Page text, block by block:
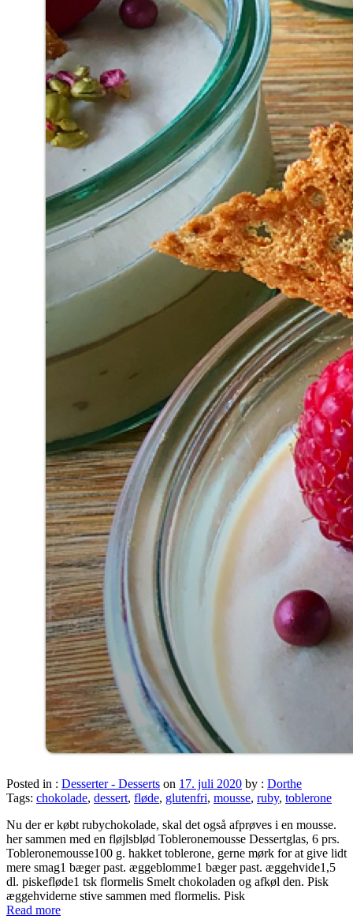
Posted in : Desserter - Desserts on 17. juli 2020 by : Dorthe
Tags: chokolade, dessert, fløde, glutenfri, mousse, ruby, toblerone
Nu der er købt rubychokolade, skal det også afprøves i en mousse.
her sammen med en fløjlsblød Tobleronemousse Dessertglas, 6 prs.
Tobleronemousse100 g. hakket toblerone, gerne mørk for at give lidt
mere smag1 bæger past. æggeblomme1 bæger past. æggehvide1,5
dl. piskefløde1 tsk flormelis Smelt chokoladen og afkøl den. Pisk
æggehviderne stive sammen med flormelis. Pisk
Read more